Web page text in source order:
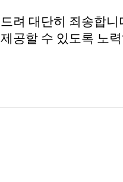
려 대단히 죄송합니
공할 수 있도록 노